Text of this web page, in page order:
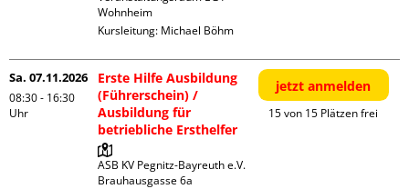
Wohnheim
Kursleitung: Michael Böhm
Sa. 07.11.2026
08:30 - 16:30
Uhr
Erste Hilfe Ausbildung
(Führerschein) /
Ausbildung für
betriebliche Ersthelfer
ASB KV Pegnitz-Bayreuth e.V.
Brauhausgasse 6a
jetzt anmelden
15 von 15 Plätzen frei